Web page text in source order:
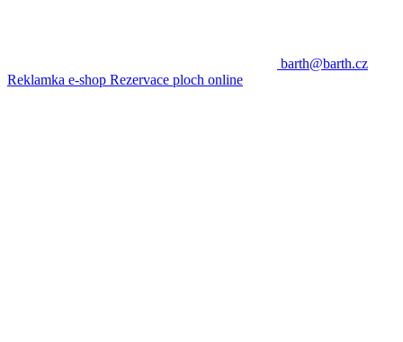
barth@barth.cz
Reklamka e-shop Rezervace ploch online